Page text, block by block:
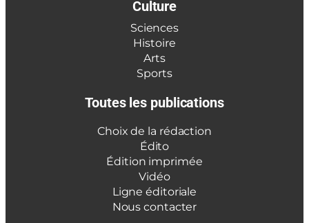
Culture
Sciences
Histoire
Arts
Sports
Toutes les publications
Choix de la rédaction
Édito
Édition imprimée
Vidéo
Ligne éditoriale
Nous contacter